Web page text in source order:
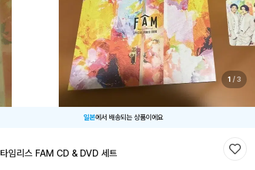
1 / 3
일본에서 배송되는 상품이에요
타임리스 FAM CD & DVD 세트 찜하